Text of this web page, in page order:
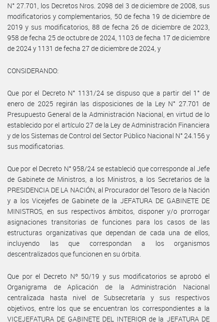
N° 27.701, los Decretos Nros. 2098 del 3 de diciembre de 2008, sus
modificatorios y complementarios, 50 de fecha 19 de diciembre de
2019 y sus modificatorios, 88 de fecha 26 de diciembre de 2023,
958 de fecha 25 de octubre de 2024, 1103 de fecha 17 de diciembre
de 2024 y 1131 de fecha 27 de diciembre de 2024, y
CONSIDERANDO:
Que por el Decreto N° 1131/24 se dispuso que a partir del 1° de
enero de 2025 regirán las disposiciones de la Ley N° 27.701 de
Presupuesto General de la Administración Nacional, en virtud de lo
establecido por el artículo 27 de la Ley de Administración Financiera
y de los Sistemas de Control del Sector Público Nacional N° 24.156 y
sus modificatorias.
Que por el Decreto N° 958/24 se estableció que corresponde al Jefe
de Gabinete de Ministros, a los Ministros, a los Secretarios de la
PRESIDENCIA DE LA NACIÓN, al Procurador del Tesoro de la Nación
y a los Vicejefes de Gabinete de la JEFATURA DE GABINETE DE
MINISTROS, en sus respectivos ámbitos, disponer y/o prorrogar
asignaciones transitorias de funciones para los casos de las
estructuras organizativas que dependan de cada una de ellos,
incluyendo las que correspondan a los organismos
descentralizados que funcionen en su órbita.
Que por el Decreto Nº 50/19 y sus modificatorios se aprobó el
Organigrama de Aplicación de la Administración Nacional
centralizada hasta nivel de Subsecretaría y sus respectivos
objetivos, entre los que se encuentran los correspondientes a la
VICEJEFATURA DE GABINETE DEL INTERIOR de la JEFATURA DE